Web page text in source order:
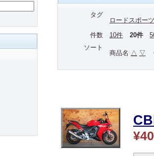
タグ
ロードスポーツ
件数
10件 20件
ソート
商品名 △ ▽